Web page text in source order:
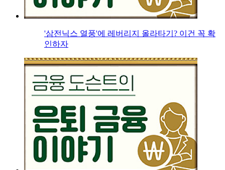
'삼전닉스 열풍'에 레버리지 올라타기? 이건 꼭 확
인하자